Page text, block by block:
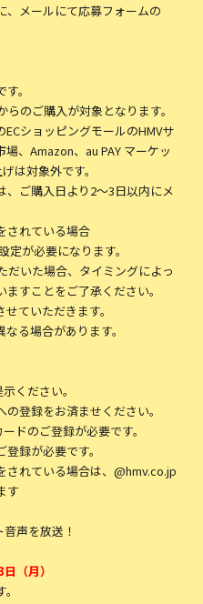
、メールにて応募フォームの
。
のご購入が対象となります。
ショッピングモールのHMVサ
、Amazon、au PAY マーケッ
は対象外です。
ご購入日より2～3日以内にメ
されている場合
定が必要になります。
だいた場合、タイミングによっ
すことをご了承ください。
ていただきます。
る場合があります。
ください。
登録をお済ませください。
ドのご登録が必要です。
録が必要です。
されている場合は、@hmv.co.jp
す
声を放送！
（月）